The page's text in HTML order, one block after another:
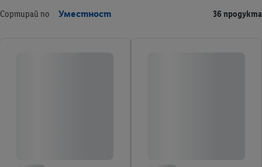
Сортирай по Уместност 36 продукта